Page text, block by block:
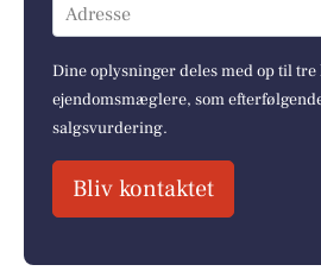
Adresse
Dine oplysninger deles med op til tre
ejendomsmæglere, som
salgsvurdering.
Bliv kontaktet